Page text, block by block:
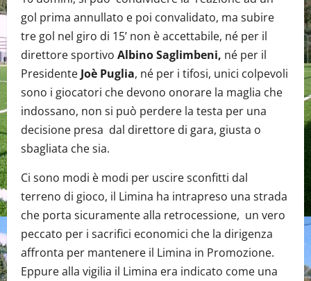
gol prima annullato e poi convalidato, ma subire
tre gol nel giro di 15’ non è accettabile, né per il
direttore sportivo Albino Saglimbeni, né per il
Presidente Joè Puglia, né per i tifosi, unici colpevoli
sono i giocatori che devono onorare la maglia che
indossano, non si può perdere la testa per una
decisione presa dal direttore di gara, giusta o
sbagliata che sia.
Ci sono modi è modi per uscire sconfitti dal
terreno di gioco, il Limina ha intrapreso una strada
che porta sicuramente alla retrocessione, un vero
peccato per i sacrifici economici che la dirigenza
affronta per mantenere il Limina in Promozione.
Eppure alla vigilia il Limina era indicato come una